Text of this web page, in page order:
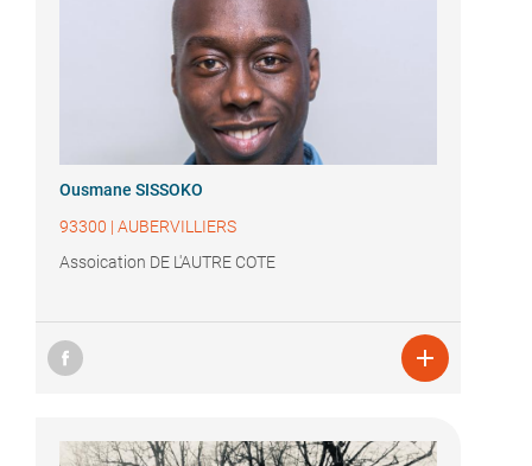
Ousmane SISSOKO
93300 | AUBERVILLIERS
Assoication DE L'AUTRE COTE
